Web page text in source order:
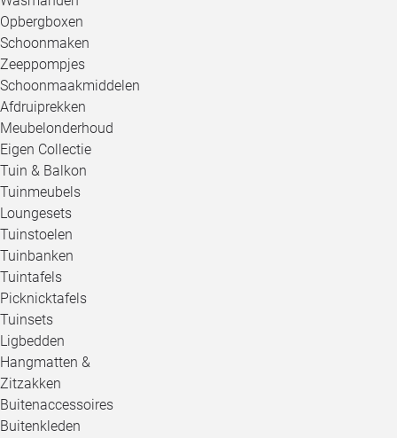
Opbergboxen
Schoonmaken
Zeeppompjes
Schoonmaakmiddelen
Afdruiprekken
Meubelonderhoud
Eigen Collectie
Tuin & Balkon
Tuinmeubels
Loungesets
Tuinstoelen
Tuinbanken
Tuintafels
Picknicktafels
Tuinsets
Ligbedden
Hangmatten &
Zitzakken
Buitenaccessoires
Buitenkleden